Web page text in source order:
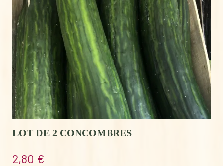
LOT DE 2 CONCOMBRES
2,80 €